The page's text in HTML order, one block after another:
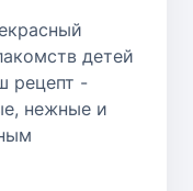
детей
рецепт -
нежные и